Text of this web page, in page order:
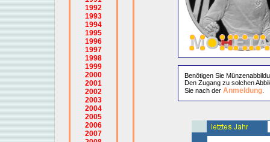
1992
1993
1994
1995
1996
1997
1998
1999
2000
2001
2002
2003
2004
2005
2006
2007
Benötigen Sie
Den Zugang zu solchen
Sie nach der Anmeldung.